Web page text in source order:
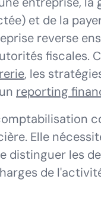
et de la
reverse
fiscales.
, les
reporting
Elle
distinguer les
de